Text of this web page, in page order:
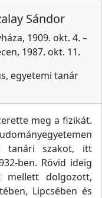
Sándor
1909. okt. 4. –
1987. okt. 11.
egyetemi tanár
meg a fizikát.
tanári szakot, itt
ben. Rövid ideig
mellett dolgozott,
Lipcsében és